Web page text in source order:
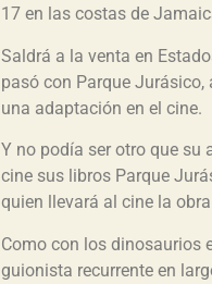
17 en las costas de
Saldrá a la venta en
pasó con Parque
una adaptación en el cine.
Y no podía ser otro que su
cine sus libros Parque
quien llevará al cine la
Como con los dinosaurios
guionista recurrente en